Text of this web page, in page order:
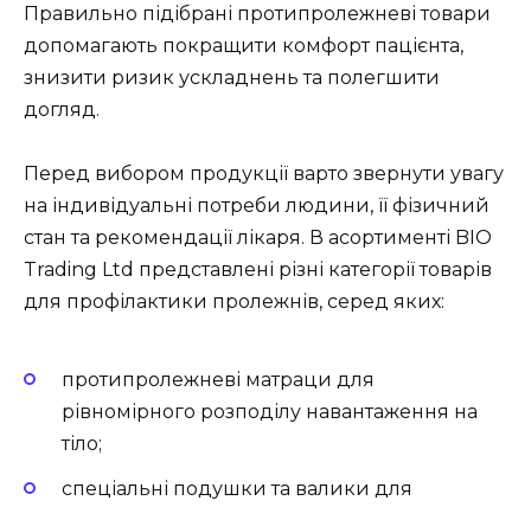
Правильно підібрані протипролежневі товари
допомагають покращити комфорт пацієнта,
знизити ризик ускладнень та полегшити
догляд.
Перед вибором продукції варто звернути увагу
на індивідуальні потреби людини, її фізичний
стан та рекомендації лікаря. В асортименті BIO
Trading Ltd представлені різні категорії товарів
для профілактики пролежнів, серед яких:
протипролежневі матраци для
рівномірного розподілу навантаження на
тіло;
спеціальні подушки та валики для